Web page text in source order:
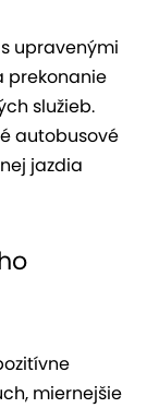
s upravenými
prekonanie
služieb.
autobusové
jazdia
miernejšie